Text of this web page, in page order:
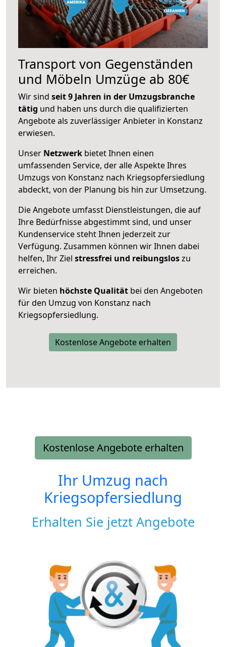
Transport von Gegenständen
und Möbeln Umzüge ab 80€
Wir sind seit 9 Jahren in der Umzugsbranche
tätig und haben uns durch die qualifizierten
Angebote als zuverlässiger Anbieter in Konstanz
erwiesen.
Unser Netzwerk bietet Ihnen einen
umfassenden Service, der alle Aspekte Ihres
Umzugs von Konstanz nach Kriegsopfersiedlung
abdeckt, von der Planung bis hin zur Umsetzung.
Die Angebote umfasst Dienstleistungen, die auf
Ihre Bedürfnisse abgestimmt sind, und unser
Kundenservice steht Ihnen jederzeit zur
Verfügung. Zusammen können wir Ihnen dabei
helfen, Ihr Ziel stressfrei und reibungsloszu
erreichen.
Wir bieten höchste Qualität bei den Angeboten
für den Umzug von Konstanz nach
Kriegsopfersiedlung.
Kostenlose Angebote erhalten
Kostenlose Angebote erhalten
Ihr Umzug nach
Kriegsopfersiedlung
Erhalten Sie jetzt Angebote